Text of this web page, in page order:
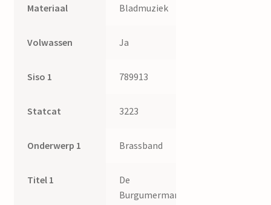
Materiaal Bladmuziek
Volwassen Ja
Siso 1 789913
Statcat 3223
Onderwerp 1 Brassband
Titel 1
De
Burgumermar